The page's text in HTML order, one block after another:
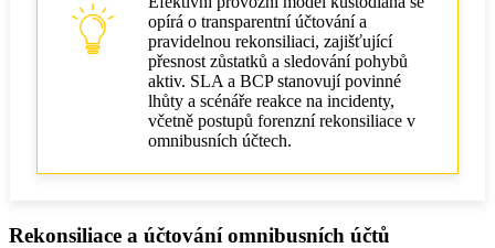
opírá o transparentní účtování a
pravidelnou rekonsiliaci, zajišťující
přesnost zůstatků a sledování pohybů
aktiv. SLA a BCP stanovují povinné
lhůty a scénáře reakce na incidenty,
včetně postupů forenzní rekonsiliace v
omnibusních účtech.
Rekonsiliace a účtování omnibusních účtů